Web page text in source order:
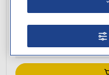
€ 6,90
Ritiro in negozio in